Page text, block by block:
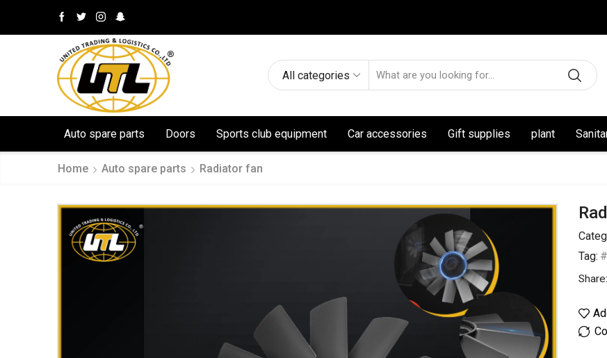
All categories
Auto spare parts Doors Sports club equipment Car accessories Gift supplies plant
Home Auto spare parts Radiator fan
Tag:
Share: